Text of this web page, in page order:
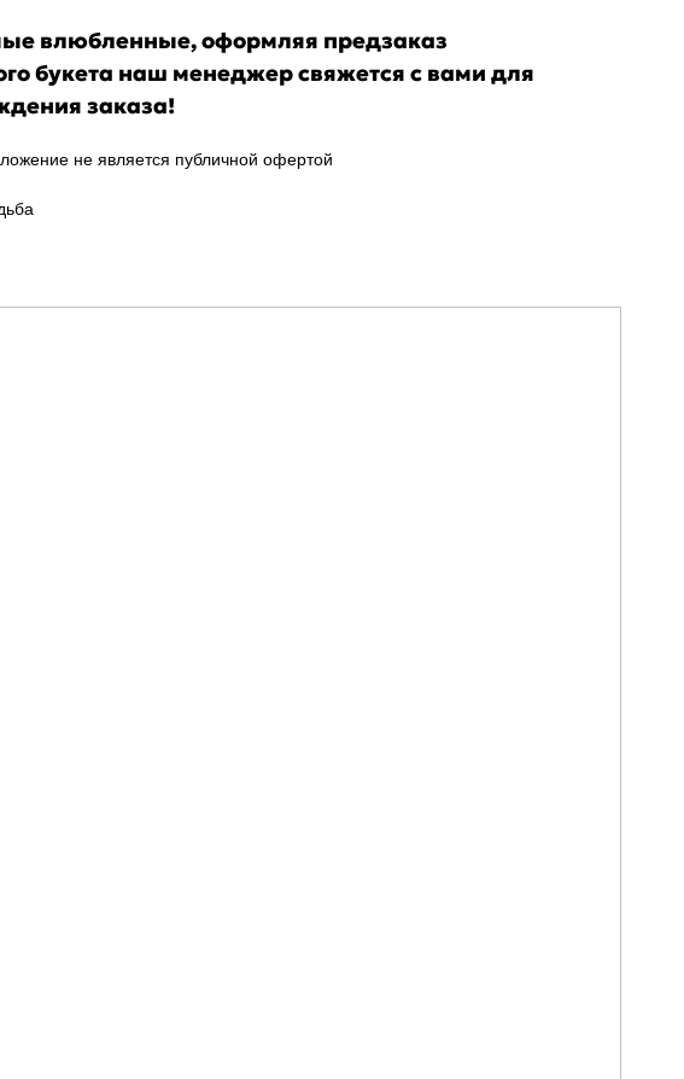
влюбленные, оформляя предзаказ
букета наш менеджер свяжется с вами для
заказа!
не является публичной офертой